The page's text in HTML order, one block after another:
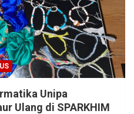
Unipa
Ulang di SPARKHIM